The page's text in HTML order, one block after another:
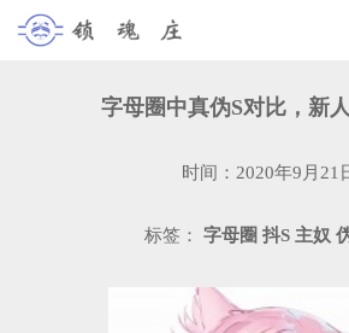
字母圈中真伪S对比，新
时间：2020年9月21
标签： 字母圈 抖S 主奴